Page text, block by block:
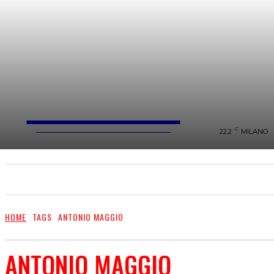
FareMusic
22.2 C MILANO
HOME TAGS ANTONIO MAGGIO
ANTONIO MAGGIO